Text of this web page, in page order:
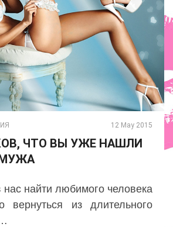
12 May 2015
ЧТО ВЫ УЖЕ НАШЛИ
найти любимого человека
вернуться из длительного